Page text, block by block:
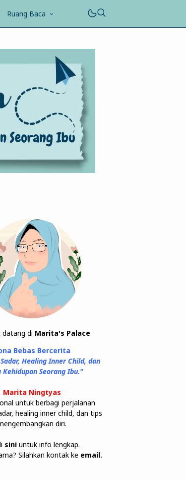
Ruang Baca
datang di Marita's Palace
Bebas Bercerita
Healing Inner Child, dan
Kehidupan Seorang Ibu."
Marita Ningtyas
untuk berbagi perjalanan
healing inner child, dan tips
diri.
sini untuk info lengkap.
Silahkan kontak ke email.